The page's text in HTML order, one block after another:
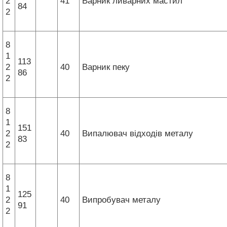
2
84
8
1
2
2
113
86
40 Варник пеку
8
1
2
2
151
83
40 Випалювач відходів металу
8
1
2
2
125
91
40 Випробувач металу